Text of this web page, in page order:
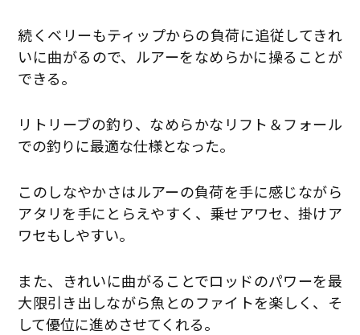
続くベリーもティップからの負荷に追従してきれ
いに曲がるので、ルアーをなめらかに操ることが
できる。
リトリーブの釣り、なめらかなリフト＆フォール
での釣りに最適な仕様となった。
このしなやかさはルアーの負荷を手に感じながら
アタリを手にとらえやすく、乗せアワセ、掛けア
ワセもしやすい。
また、きれいに曲がることでロッドのパワーを最
大限引き出しながら魚とのファイトを楽しく、そ
して優位に進めさせてくれる。